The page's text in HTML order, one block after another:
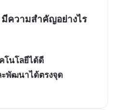
มีความสำคัญอย่างไร
โนโลยีได้ดี
พัฒนาได้ตรงจุด